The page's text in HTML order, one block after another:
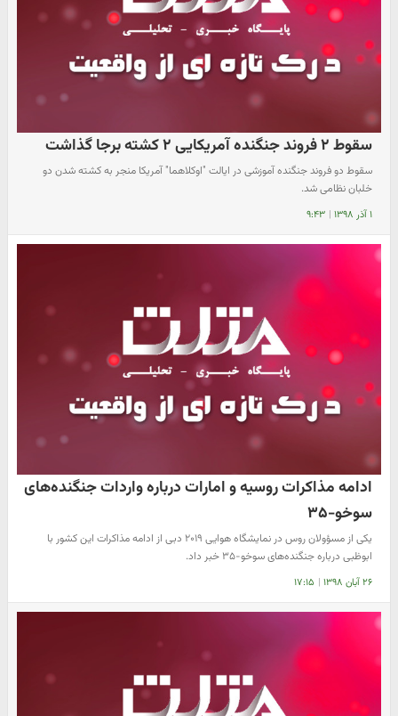
سقوط ۲ فروند جنگنده آمریکایی ۲ کشته برجا گذاشت
سقوط دو فروند جنگنده آموزشی در ایالت "اوکلاهما" آمریکا منجر به کشته شدن دو
خلبان نظامی شد.
۱ آذر ۱۳۹۸ | ۹:۴۳
ادامه مذاکرات روسیه و امارات درباره واردات جنگنده‌های
سوخو-۳۵
یکی از مسؤولان روس در نمایشگاه هوایی ۲۰۱۹ دبی از ادامه مذاکرات این کشور با
ابوظبی درباره جنگنده‌های سوخو-۳۵ خبر داد.
۲۶ آبان ۱۳۹۸ | ۱۷:۱۵